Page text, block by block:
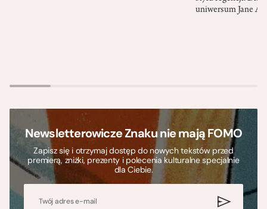
uniwersum Jane
Newsletterowicze Znaku nie mają FOMO
Zapisz się i otrzymaj dostęp do nowych tekstów przed
premierą, zniżki, prezenty i polecenia kulturalne specjalnie
dla Ciebie.